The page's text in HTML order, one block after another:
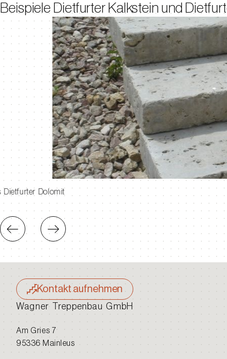
Beispiele Dietfurter Kalkstein und
Blockstufen aus Dietfurter Dolomit
Kontakt aufnehmen
Wagner Treppenbau GmbH
Am Gries 7
95336 Mainleus